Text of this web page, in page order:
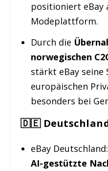
positioniert eBay
Modeplattform.
Durch die
norwegischen
stärkt eBay seine
europäischen
besonders bei
🇩🇪
eBay
AI-gestützte